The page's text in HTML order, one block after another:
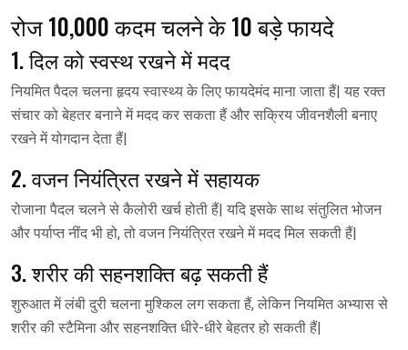
रोज 10,000 कदम चलने के 10 बड़े फायदे
1. दिल को स्वस्थ रखने में मदद
नियमित पैदल चलना हृदय स्वास्थ्य के लिए फायदेमंद माना जाता हैं| यह रक्त
संचार को बेहतर बनाने में मदद कर सकता हैं और सक्रिय जीवनशैली बनाए
रखने में योगदान देता हैं|
2. वजन नियंत्रित रखने में सहायक
रोजाना पैदल चलने से कैलोरी खर्च होती हैं| यदि इसके साथ संतुलित भोजन
और पर्याप्त नींद भी हो, तो वजन नियंत्रित रखने में मदद मिल सकती हैं|
3. शरीर की सहनशक्ति बढ़ सकती हैं
शुरुआत में लंबी दुरी चलना मुश्किल लग सकता हैं, लेकिन नियमित अभ्यास से
शरीर की स्टैमिना और सहनशक्ति धीरे-धीरे बेहतर हो सकती हैं|